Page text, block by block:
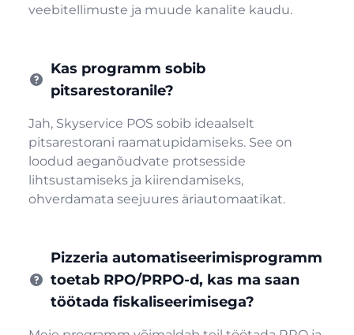
veebitellimuste ja muude kanalite kaudu.
Kas programm sobib
pitsarestoranile?
Jah, Skyservice POS sobib ideaalselt
pitsarestorani raamatupidamiseks. See on
loodud aeganõudvate protsesside
lihtsustamiseks ja kiirendamiseks,
ohverdamata seejuures äriautomaatikat.
Pizzeria automatiseerimisprogramm
toetab RPO/PRPO-d, kas ma saan
töötada fiskaliseerimisega?